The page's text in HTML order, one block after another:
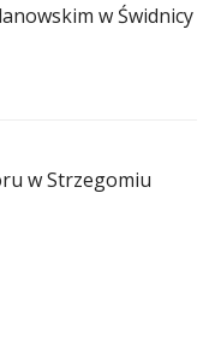
w Świdnicy
w Strzegomiu